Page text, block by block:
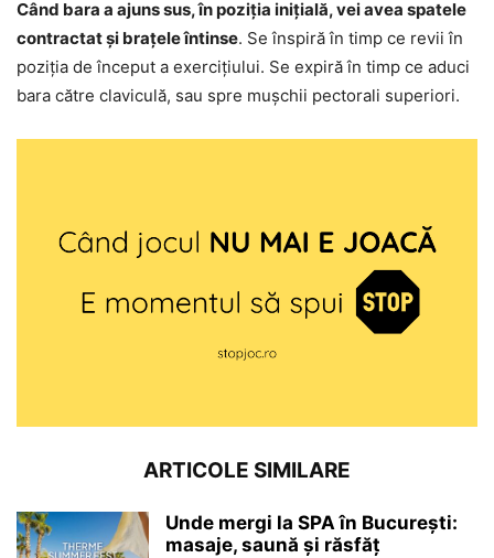
Când bara a ajuns sus, în poziția inițială, vei avea spatele
contractat și brațele întinse. Se înspiră în timp ce revii în
poziția de început a exercițiului. Se expiră în timp ce aduci
bara către claviculă, sau spre mușchii pectorali superiori.
ARTICOLE SIMILARE
Unde mergi la SPA în București:
masaje, saună și răsfăț